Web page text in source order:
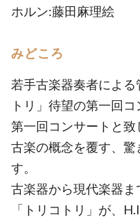
ホルン:藤田麻理絵
みどころ
若手古楽器奏者によ
トリ」待望の第一回コ
第一回コンサートと
古楽の概念を覆す、
す。
古楽器から現代楽器
「トリコトリ」が、